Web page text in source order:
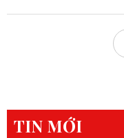
TIN MỚI